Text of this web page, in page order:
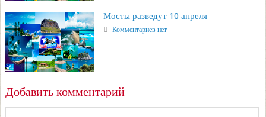
Мосты разведут 10 апреля
Комментариев нет
Добавить комментарий